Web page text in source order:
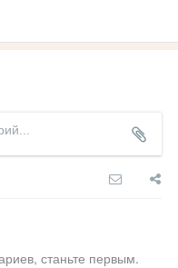
станьте первым.